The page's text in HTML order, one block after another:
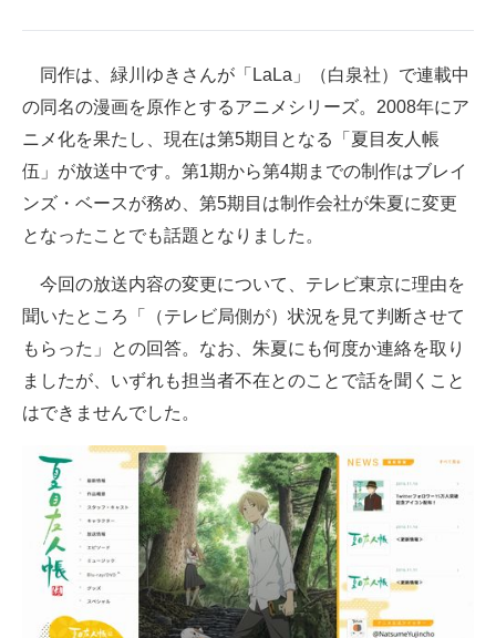
建設×テクノロジーの最前線
ちょっと気になるネットの話題
同作は、緑川ゆきさんが「LaLa」（白泉社）で連載中
の同名の漫画を原作とするアニメシリーズ。2008年にア
ニメ化を果たし、現在は第5期目となる「夏目友人帳
伍」が放送中です。第1期から第4期までの制作はブレイ
ンズ・ベースが務め、第5期目は制作会社が朱夏に変更
となったことでも話題となりました。
今回の放送内容の変更について、テレビ東京に理由を
聞いたところ「（テレビ局側が）状況を見て判断させて
もらった」との回答。なお、朱夏にも何度か連絡を取り
ましたが、いずれも担当者不在とのことで話を聞くこと
はできませんでした。